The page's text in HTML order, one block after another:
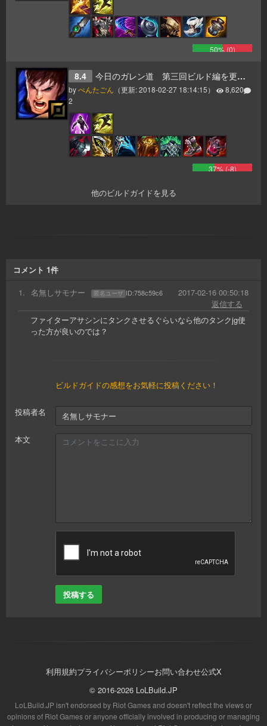
50% (0)
8.4 今日のガレン道 第三回ビルド編を更新しました！
byぺんたごん （更新:2018-02-27 18:14:15）
8,620
2
37% (-8)
他のビルドガイドを見る
コメント 1件
1. 名無しサモナー 匿名ユーザ ID:758c59c6
2017-02-16 00:50:18
返信する
ファイターアサシンにタンクさせるぐらいなら他のタンクjg使
った方が良いのでは？
ビルドガイドの感想をお気軽に投稿ください！
投稿者名
本文
投稿する
利用規約プライバシーポリシーお問い合わせ公式X
© 2016-2026 LoLBuild.JP
LoLBuild.JP isn't endorsed by Riot Games and doesn't reflect the views or
opinions of Riot Games or anyone officially involved in producing or managing